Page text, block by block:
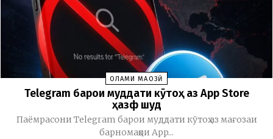
ОЛАМИ МАҶОЗӢ
Telegram барои муддати кӯтоҳ аз App Store
ҳазф шуд
Паёмрасони Telegram барои муддати кӯтоҳ аз мағозаи
барномаҳои App...